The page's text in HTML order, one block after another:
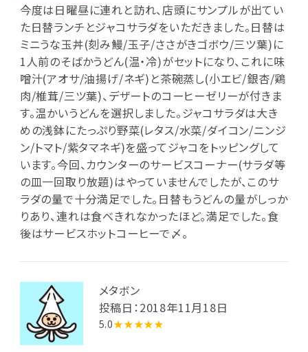
今度は日曜昼に連れと訪れ、店頭にサンプルが出てい
た日替ランチとジャコサラダをいただきました。日替は
ミニうな玉丼(刻み鰻/玉子/ささがきゴボウ/三ツ葉)に
1人前のそばかうどん(温・冷)がセットになり、これに味
噌汁(アオサ/油揚げ/ネギ)と茶碗蒸し(小エビ/銀杏/鶏
肉/椎茸/三ツ葉)、デザートのコーヒーゼリーが付きま
す。温かいうどんを選択しました。ジャコサラダは大き
めの浅鉢にたっぷり野菜(レタス/水菜/ダイコン/ニンジ
ン/トマト/紫タマネギ)を盛ってジャコをトッピングして
います。今回、カウンターのサービスコーナー(サラダ等
の皿一回取り放題)はやっていませんでしたが、このサ
ラダの量で十分満足でした。日替もうどんの量がしっか
りあり、連れは食べきれなかったほど。満足でした。食
後はサービスホットコーヒーで〆。
メタボン
投稿日：2018年11月18日
5.0★★★★★